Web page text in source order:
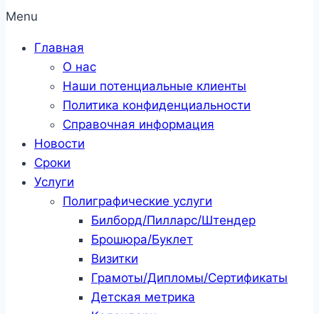
Menu
Главная
О нас
Наши потенциальные клиенты
Политика конфиденциальности
Справочная информация
Новости
Сроки
Услуги
Полиграфические услуги
Билборд/Пилларс/Штендер
Брошюра/Буклет
Визитки
Грамоты/Дипломы/Сертификаты
Детская метрика